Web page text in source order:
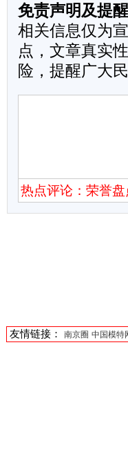
免责声明及提醒
相关信息仅为
点，文章真实
险，提醒广大
热点评论：荣誉
友情链接： 南京圈 中国模特